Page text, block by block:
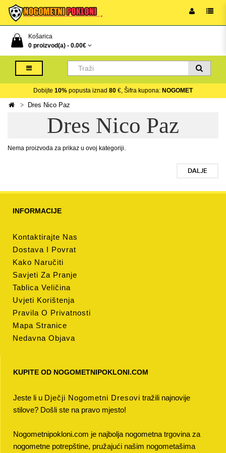
Košarica
0 proizvod(a) - 0.00€
Dobijte 10% popusta iznad 80 €, Šifra kupona: NOGOMET
Dres Nico Paz
Dres Nico Paz
Nema proizvoda za prikaz u ovoj kategoriji.
DALJE
INFORMACIJE
Kontaktirajte Nas
Dostava I Povrat
Kako Naručiti
Savjeti Za Pranje
Tablica Veličina
Uvjeti Korištenja
Pravila O Privatnosti
Mapa Stranice
Nedavna Objava
KUPITE OD NOGOMETNIPOKLONI.COM
Jeste li u Dječji Nogometni Dresovi tražili najnovije
stilove? Došli ste na pravo mjesto!
Nogometnipokloni.com je najbolja nogometna trgovina za
nogometne potrepštine, pružajući našim nogometašima